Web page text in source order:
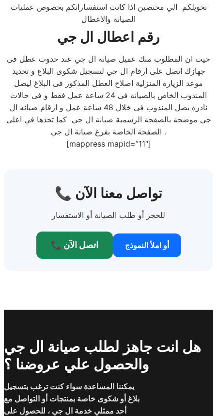
تحويلكم الي مختصين اذا كانت استفساراتكم بخصوص عمليات
الصيانة والاعطال
رقم اعطال ال جي
حيث ان المطلوب منك عميل صيانة ال جي عند حدوث عطل فى
جهازك اتصل على ارقام ال جي لتسجيل شكوى البلاغ و تحديد
موعد الزيارة المنزلية اصلاح العطل المذكور فى البلاغ ليصل
المندوب الخاص بالصيانة فى 24 ساعة عمل فقط و فى حالات
نادرة يصل المندوب فى خلال 48 ساعة عمل و ارقام صيانه ال
جي موضحة بالصفحة الرسمية صيانة ال جي كما تجدها في اعلى
الصفحة الخاصة بفرع صيانة ال جي .
[mappress mapid=”11″]
📞 تواصل معنا الآن
للحجز أو طلب الصيانة أو الاستفسار
📞 اتصل الآن أو املأ النموذج
هل انت جاهز لطلب صيانة ال جي
والحصول علي عروضنا ؟
يمكننا المساعدة سواء كنت ترغب بتسجيل
بلاغ أو شكوى خاصة بمنتجات أو التواصل مع
أحد ممثلي خدمة ال جي ، للحصول على